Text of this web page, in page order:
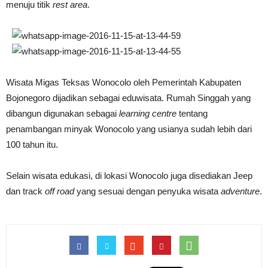
menuju titik rest area.
Wisata Migas Teksas Wonocolo oleh Pemerintah Kabupaten
Bojonegoro dijadikan sebagai eduwisata. Rumah Singgah yang
dibangun digunakan sebagai learning centre tentang
penambangan minyak Wonocolo yang usianya sudah lebih dari
100 tahun itu.
Selain wisata edukasi, di lokasi Wonocolo juga disediakan Jeep
dan track off roadyang sesuai dengan penyuka wisata adventure.